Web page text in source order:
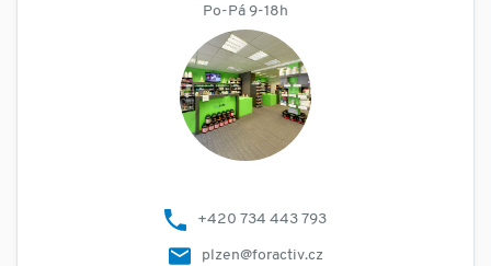
Po-Pá 9-18h
+420 734 443 793
plzen@foractiv.cz